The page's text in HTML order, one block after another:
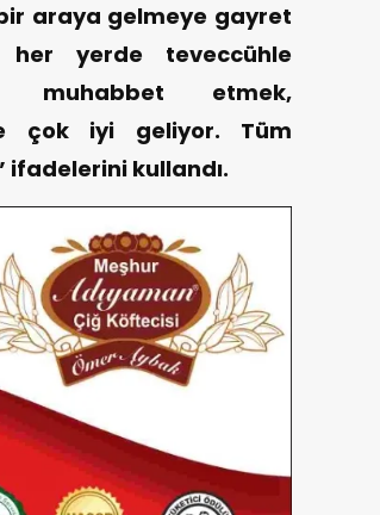
araya gelmeye gayret
yerde teveccühle
muhabbet etmek,
çok iyi geliyor. Tüm
kullandı.